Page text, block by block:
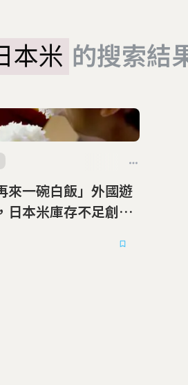
本米 的搜索結
來一碗白飯」外國遊
日本米庫存不足創新